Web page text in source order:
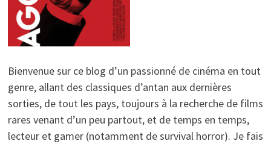
Bienvenue sur ce blog d’un passionné de cinéma en tout
genre, allant des classiques d’antan aux dernières
sorties, de tout les pays, toujours à la recherche de films
rares venant d’un peu partout, et de temps en temps,
lecteur et gamer (notamment de survival horror). Je fais